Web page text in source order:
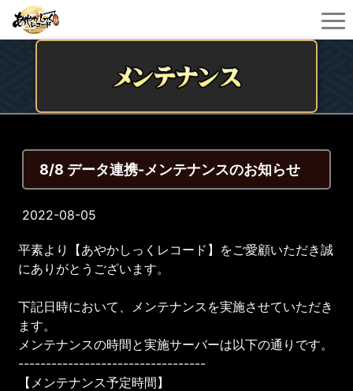
8/8 データ連携-メンテナンスのお知らせ
2022-08-05
平素より【あやかしっくレコード】をご愛顧いただき誠
にありがとうございます。
下記日時において、メンテナンスを実施させていただき
ます。
メンテナンスの時間と実施サーバーは以下の通りです。
----------------------------------
【メンテナンス予定時間】